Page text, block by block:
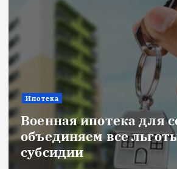
Ипотека
Военная ипотека для
объединяем все
субсидии